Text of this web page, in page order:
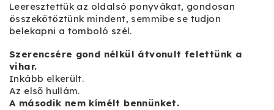
Leeresztettük az oldalsó ponyvákat, gondosan
összekötöztünk mindent, semmibe se tudjon
belekapni a tomboló szél.
Szerencsére gond nélkül átvonult felettünk a
vihar.
Inkább elkerült.
Az első hullám.
A második nem kímélt bennünket.